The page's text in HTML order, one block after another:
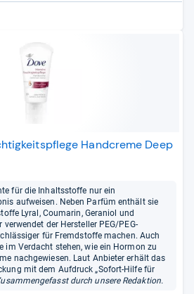
Handcreme Deep
für die Inhaltsstoffe nur ein
aufweisen. Neben Parfüm enthält sie
Lyral, Coumarin, Geraniol und
der Hersteller PEG/PEG-
für Fremdstoffe machen. Auch
im Verdacht stehen, wie ein Hormon zu
nachgewiesen. Laut Anbieter erhält das
mit dem Aufdruck „Sofort-Hilfe für
durch unsere Redaktion.